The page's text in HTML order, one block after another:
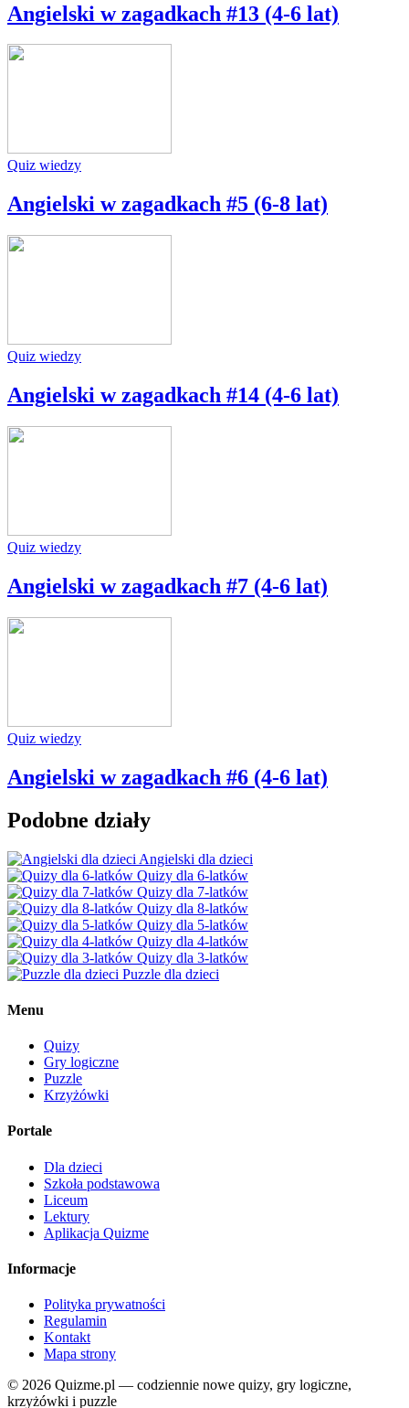
Angielski w zagadkach #13 (4-6 lat)
Quiz wiedzy
Angielski w zagadkach #5 (6-8 lat)
Quiz wiedzy
Angielski w zagadkach #14 (4-6 lat)
Quiz wiedzy
Angielski w zagadkach #7 (4-6 lat)
Quiz wiedzy
Angielski w zagadkach #6 (4-6 lat)
Podobne działy
Angielski dla dzieci
Quizy dla 6-latków
Quizy dla 7-latków
Quizy dla 8-latków
Quizy dla 5-latków
Quizy dla 4-latków
Quizy dla 3-latków
Puzzle dla dzieci
Menu
Quizy
Gry logiczne
Puzzle
Krzyżówki
Portale
Dla dzieci
Szkoła podstawowa
Liceum
Lektury
Aplikacja Quizme
Informacje
Polityka prywatności
Regulamin
Kontakt
Mapa strony
© 2026 Quizme.pl — codziennie nowe quizy, gry logiczne,
krzyżówki i puzzle